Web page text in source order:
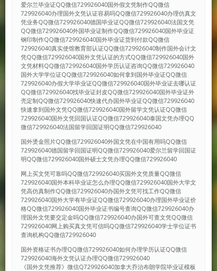
爱尔兰毕业证QQ微信729926040国外假文凭制作QQ微信
729926040办理国外文凭认证容易吗QQ微信729926040办理仿真文
凭业务QQ微信729926040德国毕业证QQ微信729926040法国文凭
QQ微信729926040外国毕业证制作QQ微信729926040国外毕业证
钢印制作QQ微信729926040国外毕业证货到付款QQ微信
729926040真实使馆教育部认证QQ微信729926040制作国外会计文
凭QQ微信729926040国外文凭认证的方式QQ微信729926040国外
文凭材料QQ微信729926040国外学历认证咨询QQ微信729926040
国外大学学位证QQ微信729926040如何拿到国外毕业证QQ微信
729926040办假大学毕业证QQ微信729926040国外毕业证去哪认证
QQ微信729926040找毕业证封皮QQ微信729926040国外毕业证外
壳定制QQ微信729926040快速代办国外毕业证QQ微信729926040
快速拿到国外文凭QQ微信729926040国外留学文凭认证QQ微信
729926040国外文凭回国认证QQ微信729926040泰国文凭办理QQ
微信729926040法国留学回国证明QQ微信729926040
国外烫金照片QQ微信729926040外国文凭在中国有用吗QQ微信
729926040德国留学回国证明QQ微信729926040爱尔兰留学回国证
明QQ微信729926040国外硕士文凭办理QQ微信729926040
网上买文凭可靠吗QQ微信729926040买国外文凭质量QQ微信
729926040国外本科毕业证怎么办理QQ微信729926040国外大学文
凭高仿真制作QQ微信729926040办国外文凭可找工作QQ微信
729926040国外大学有毕业证QQ微信729926040办理国外毕业证价
格QQ微信729926040国外毕业证书编号查询QQ微信729926040办
理国外文凭要交定金吗QQ微信729926040办国外可查文凭QQ微信
729926040网上购买真文凭可信吗QQ微信729926040学士学位证书
查询机构QQ微信729926040
国外资格证书办理QQ微信729926040如何办理学历认证QQ微信
729926040海外文凭认证办理QQ微信729926040
《国外文凭推荐》微信Q729926040加拿大乔治布朗学院毕业证模板